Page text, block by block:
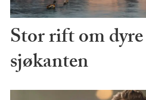
Stor rift om
sjøkanten